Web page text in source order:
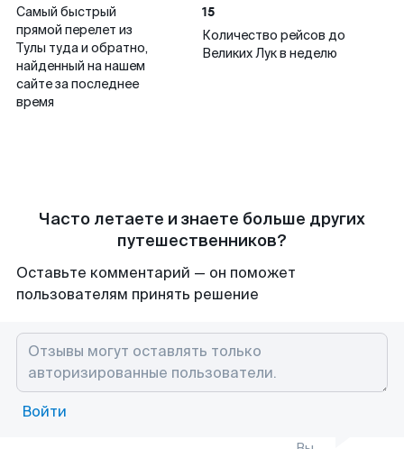
Самый быстрый
прямой перелет из
Тулы туда и обратно,
найденный на нашем
сайте за последнее
время
15
Количество рейсов до
Великих Лук в неделю
Часто летаете и знаете больше других
путешественников?
Оставьте комментарий — он поможет
пользователям принять решение
Войти